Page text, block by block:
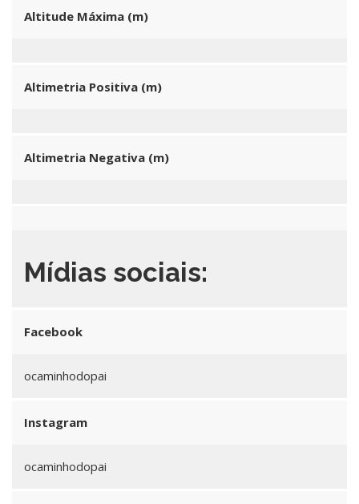
Altitude Máxima (m)
Altimetria Positiva (m)
Altimetria Negativa (m)
Mídias sociais:
Facebook
ocaminhodopai
Instagram
ocaminhodopai